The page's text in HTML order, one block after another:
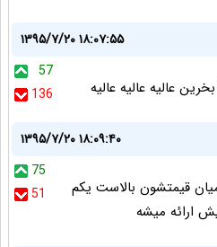
۱۳۹۵/۷/۲۰ ۱۸:۰۷:۵۵
57
136
۱۳۹۵/۷/۲۰ ۱۸:۰۹:۴۰
75
51
قیمتشون بالاست یکم
ارائه میشه